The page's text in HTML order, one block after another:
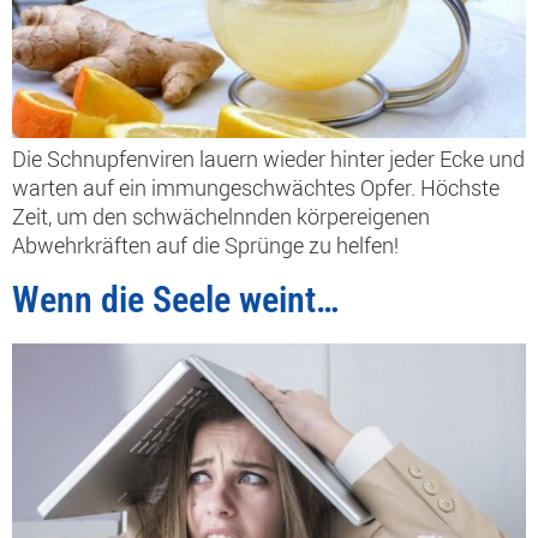
Die Schnupfenviren lauern wieder hinter jeder Ecke und
warten auf ein immungeschwächtes Opfer. Höchste
Zeit, um den schwächelnnden körpereigenen
Abwehrkräften auf die Sprünge zu helfen!
Wenn die Seele weint…